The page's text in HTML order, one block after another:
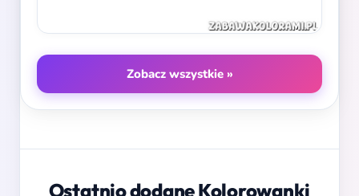
Zobacz wszystkie »
Ostatnio dodane Kolorowanki